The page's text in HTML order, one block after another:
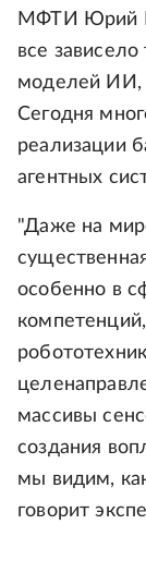
МФТИ Юрий
все зависело
моделей ИИ,
Сегодня
реализации
агентных
"Даже на
особенно в
массивы
создания
мы видим,
говорит